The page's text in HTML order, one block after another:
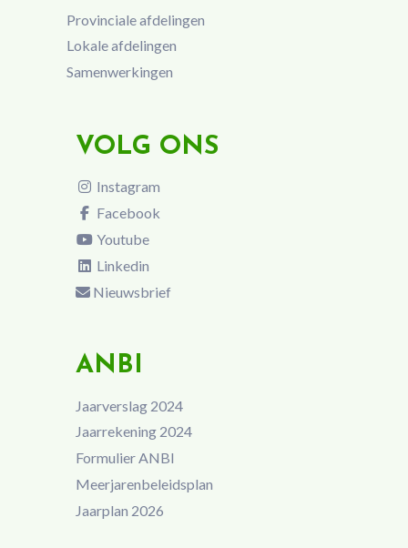
Provinciale afdelingen
Lokale afdelingen
Samenwerkingen
VOLG ONS
Instagram
Facebook
Youtube
Linkedin
Nieuwsbrief
ANBI
Jaarverslag 2024
Jaarrekening 2024
Formulier ANBI
Meerjarenbeleidsplan
Jaarplan 2026